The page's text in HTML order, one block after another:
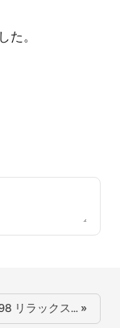
た。
リラックス… »